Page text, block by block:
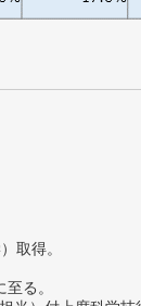
取得。
る。